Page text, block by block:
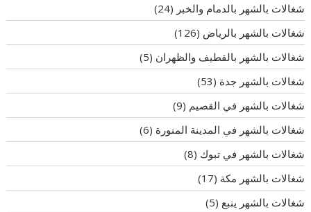
شغالات بالشهر بالدمام والخبر (24)
شغالات بالشهر بالرياض (126)
شغالات بالشهر بالقطيف والظهران (5)
شغالات بالشهر جدة (53)
شغالات بالشهر في القصيم (9)
شغالات بالشهر في المدينة المنورة (6)
شغالات بالشهر في تبوك (8)
شغالات بالشهر مكة (17)
شغالات بالشهر ينبع (5)